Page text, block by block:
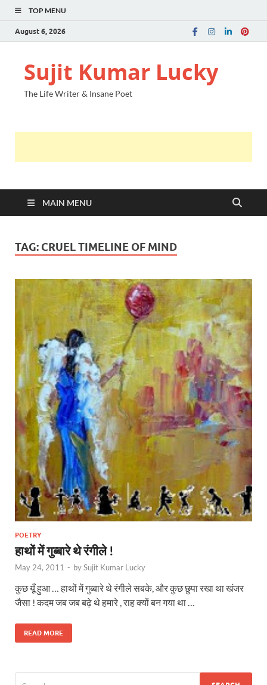
TOP MENU
August 6, 2026
Sujit Kumar Lucky
The Life Writer & Insane Poet
MAIN MENU
TAG: CRUEL TIMELINE OF MIND
POETRY
हाथों में गुब्बारे थे रंगीले !
May 24, 2011 - bySujit Kumar Lucky
कुछ यूँ हुआ … हाथों में गुब्बारे थे रंगीले सबके, और कुछ छुपा रखा था खंजर
जैसा ! कदम जब जब बढ़े थे हमारे , राह क्यों बन गया था …
READ MORE